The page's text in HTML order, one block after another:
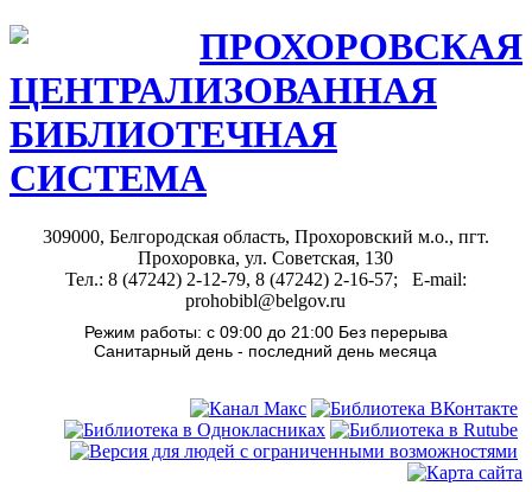
ПРОХОРОВСКАЯ
ЦЕНТРАЛИЗОВАННАЯ
БИБЛИОТЕЧНАЯ
СИСТЕМА
309000, Белгородская область, Прохоровский м.о., пгт.
Прохоровка, ул. Советская, 130
Тел.: 8 (47242) 2-12-79, 8 (47242) 2-16-57; E-mail:
prohobibl@belgov.ru
Режим работы: с 09:00 до 21:00 Без перерыва
Санитарный день - последний день месяца